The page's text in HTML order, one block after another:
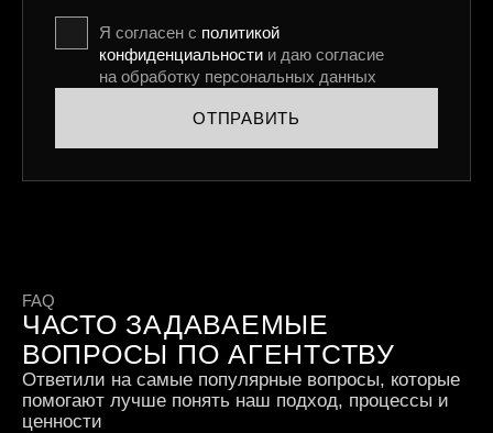
ОТПРАВИТЬ
Я согласен с политикой
конфиденциальности и даю согласие
на обработку персональных данных
FAQ
ЧАСТО ЗАДАВАЕМЫЕ
ВОПРОСЫ ПО АГЕНТСТВУ
Ответили на самые популярные вопросы, которые
помогают лучше понять наш подход, процессы и
ценности